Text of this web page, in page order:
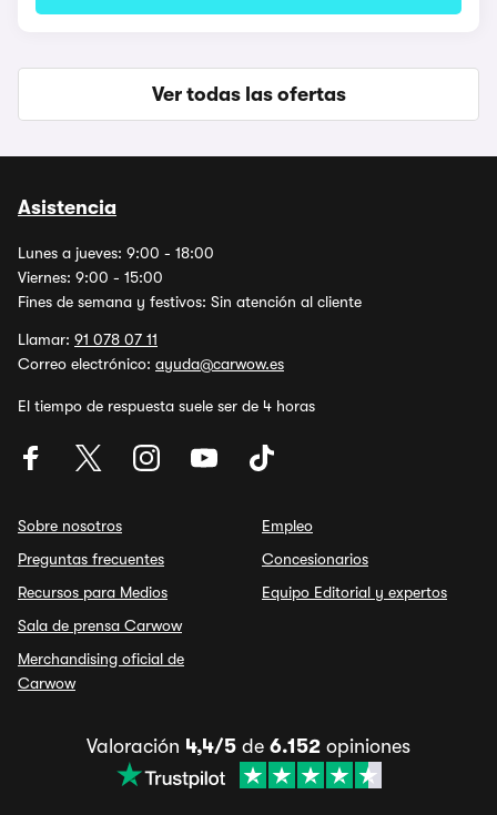
Ver todas las ofertas
Asistencia
Lunes a jueves: 9:00 - 18:00
Viernes: 9:00 - 15:00
Fines de semana y festivos: Sin atención al cliente
Llamar: 91 078 07 11
Correo electrónico: ayuda@carwow.es
El tiempo de respuesta suele ser de 4 horas
Sobre nosotros
Preguntas frecuentes
Recursos para Medios
Sala de prensa Carwow
Merchandising oficial de
Carwow
Empleo
Concesionarios
Equipo Editorial y expertos
Valoración 4,4/5 de 6.152 opiniones